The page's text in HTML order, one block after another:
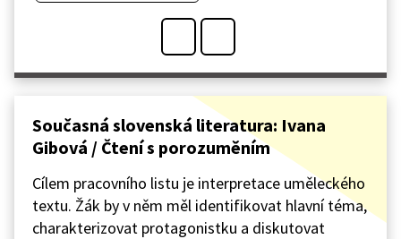
Současná slovenská literatura: Ivana
Gibová / Čtení s porozuměním
Cílem pracovního listu je interpretace uměleckého
textu. Žák by v něm měl identifikovat hlavní téma,
charakterizovat protagonistku a diskutovat